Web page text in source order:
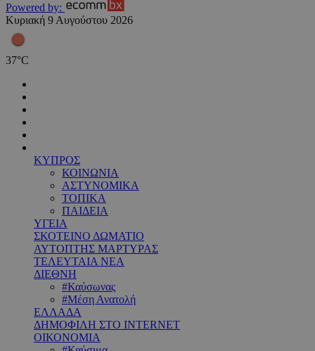
Powered by:
Κυριακή 9 Αυγούστου 2026
37°C
ΚΥΠΡΟΣ
ΚΟΙΝΩΝΙΑ
ΑΣΤΥΝΟΜΙΚΑ
ΤΟΠΙΚΑ
ΠΑΙΔΕΙΑ
ΥΓΕΙΑ
ΣΚΟΤΕΙΝΟ ΔΩΜΑΤΙΟ
ΑΥΤΟΠΤΗΣ ΜΑΡΤΥΡΑΣ
ΤΕΛΕΥΤΑΙΑ ΝΕΑ
ΔΙΕΘΝΗ
#Καύσωνας
#Μέση Ανατολή
ΕΛΛΑΔΑ
ΔΗΜΟΦΙΛΗ ΣΤΟ INTERNET
ΟΙΚΟΝΟΜΙΑ